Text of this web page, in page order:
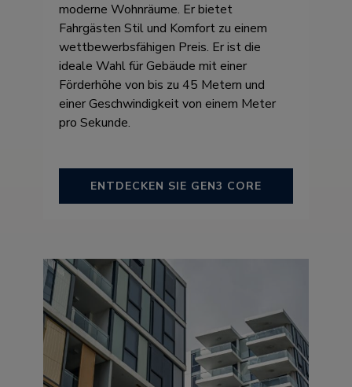
moderne Wohnräume. Er bietet
Fahrgästen Stil und Komfort zu einem
wettbewerbsfähigen Preis. Er ist die
ideale Wahl für Gebäude mit einer
Förderhöhe von bis zu 45 Metern und
einer Geschwindigkeit von einem Meter
pro Sekunde.
ENTDECKEN SIE GEN3 CORE